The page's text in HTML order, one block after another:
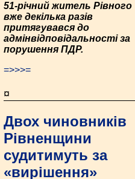
51-річний житель Рівного
вже декілька разів
притягувався до
адмінвідповідальності за
порушення ПДР.
=>>>=
¤
Двох чиновників
Рівненщини
судитимуть за
«вирішення»